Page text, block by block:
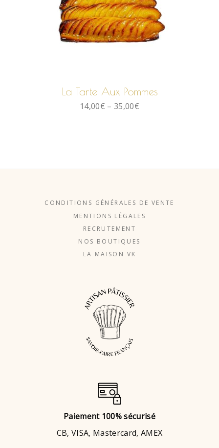
La Tarte Aux Pommes
14,00€ – 35,00€
CONDITIONS GÉNÉRALES DE VENTE
MENTIONS LÉGALES
RECRUTEMENT
NOS BOUTIQUES
LA MAISON VK
Paiement 100% sécurisé
CB, VISA, Mastercard, AMEX